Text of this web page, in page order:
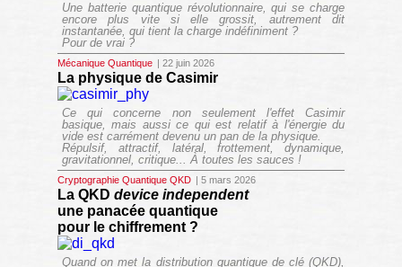
Une batterie quantique révolutionnaire, qui se charge
encore plus vite si elle grossit, autrement dit
instantanée, qui tient la charge indéfiniment ?
Pour de vrai ?
Mécanique Quantique | 22 juin 2026
La physique de Casimir
Ce qui concerne non seulement l'effet Casimir
basique, mais aussi ce qui est relatif à l'énergie du
vide est carrément devenu un pan de la physique.
Répulsif, attractif, latéral, frottement, dynamique,
gravitationnel, critique... À toutes les sauces !
Cryptographie Quantique QKD | 5 mars 2026
La QKD device independent
une panacée quantique
pour le chiffrement ?
Quand on met la distribution quantique de clé (QKD),